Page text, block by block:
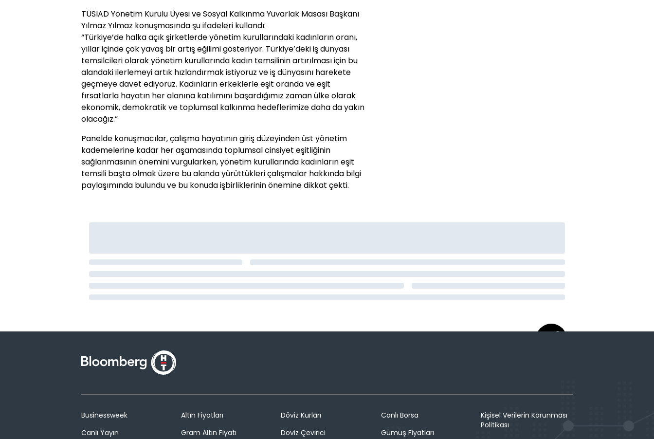
TÜSİAD Yönetim Kurulu Üyesi ve Sosyal Kalkınma Yuvarlak Masası Başkanı
Yılmaz Yılmaz konuşmasında şu ifadeleri kullandı:
“Türkiye’de halka açık şirketlerde yönetim kurullarındaki kadınların oranı,
yıllar içinde çok yavaş bir artış eğilimi gösteriyor. Türkiye’deki iş dünyası
temsilcileri olarak yönetim kurullarında kadın temsilinin artırılması için bu
alandaki ilerlemeyi artık hızlandırmak istiyoruz ve iş dünyasını harekete
geçmeye davet ediyoruz. Kadınların erkeklerle eşit oranda ve eşit
fırsatlarla hayatın her alanına katılımını başardığımız zaman ülke olarak
ekonomik, demokratik ve toplumsal kalkınma hedeflerimize daha da yakın
olacağız.”
Panelde konuşmacılar, çalışma hayatının giriş düzeyinden üst yönetim
kademelerine kadar her aşamasında toplumsal cinsiyet eşitliğinin
sağlanmasının önemini vurgularken, yönetim kurullarında kadınların eşit
temsili başta olmak üzere bu alanda yürüttükleri çalışmalar hakkında bilgi
paylaşımında bulundu ve bu konuda işbirliklerinin önemine dikkat çekti.
Businessweek
Canlı Yayın
Altın Fiyatları
Gram Altın Fiyatı
Döviz Kurları
Döviz Çevirici
Canlı Borsa
Gümüş Fiyatları
Kişisel Verilerin Korunması
Politikası